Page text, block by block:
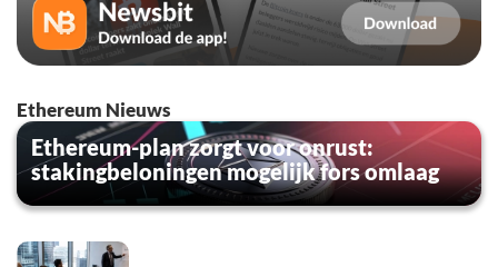
Ethereum Nieuws
Ethereum-plan zorgt voor onrust:
stakingbeloningen mogelijk fors omlaag